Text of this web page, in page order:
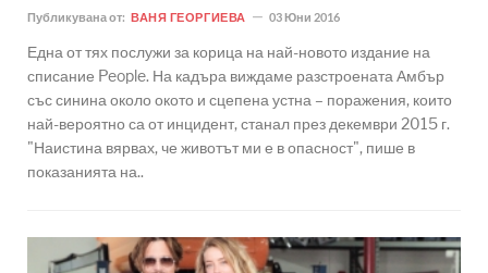
Публикувана от: ВАНЯ ГЕОРГИЕВА 03 Юни 2016
Една от тях послужи за корица на най-новото издание на
списание People. На кадъра виждаме разстроената Амбър
със синина около окото и сцепена устна – поражения, които
най-вероятно са от инцидент, станал през декември 2015 г.
"Наистина вярвах, че животът ми е в опасност", пише в
показанията на..